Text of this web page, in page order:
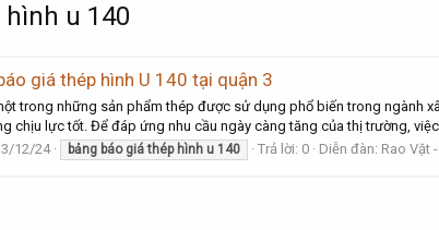
u 140
giá thép hình U 140 tại quận 3
trong những sản phẩm thép được sử dụng phổ biến trong ngành
chịu lực tốt. Để đáp ứng nhu cầu ngày càng tăng của thị trường, việc
3/12/24 bảng báo giá thép hình u 140 Trả lời: 0 Diễn đàn: Rao Vặt